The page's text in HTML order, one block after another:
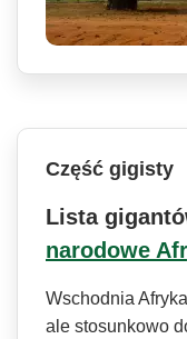
Część gigisty
Lista
narodowe
Wschodnia
ale stosunkowo